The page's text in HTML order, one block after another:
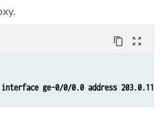
content_copy zoom_out_map
ge-0/0/0.0 address